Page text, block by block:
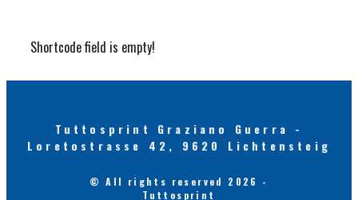
Shortcode field is empty!
Tuttosprint Graziano Guerra -
Loretostrasse 42, 9620 Lichtensteig
© All rights reserved 2026 -
Tuttosprint